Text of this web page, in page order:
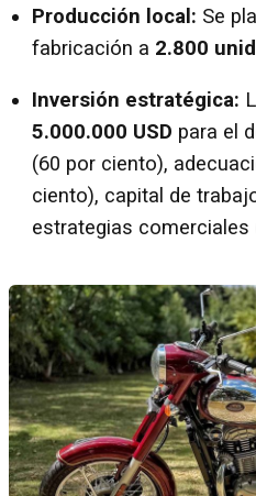
Producción local: Se
fabricación a 2.800
Inversión estratégica:
5.000.000 USD para el
(60 por ciento),
ciento), capital de
estrategias comerciales